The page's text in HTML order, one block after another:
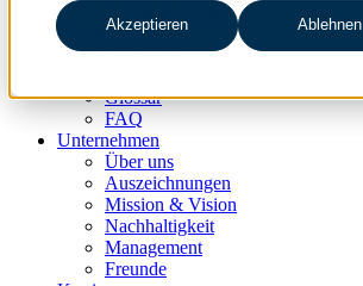
Akzeptieren Ablehnen
people & culture
Wissen & Events
nc360° Magazin
Glossar
FAQ
Unternehmen
Über uns
Auszeichnungen
Mission & Vision
Nachhaltigkeit
Management
Freunde